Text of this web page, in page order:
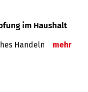
im Haushalt
Han­deln mehr